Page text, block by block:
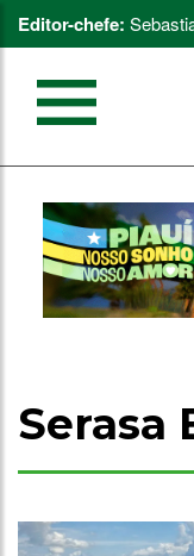
Editor-chefe:
Serasa